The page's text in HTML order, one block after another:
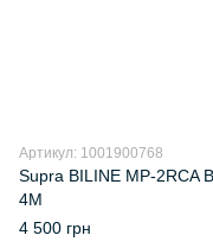
Артикул: 1001900768
Supra BILINE MP-2RCA
4M
4 500 грн